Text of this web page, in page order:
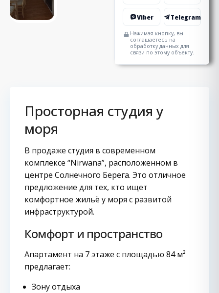
Viber Telegram
Нажимая кнопку, вы
соглашаетесь на
обработку данных для
связи по этому объекту.
Просторная студия у
моря
В продаже студия в современном
комплексе “Nirwana”, расположенном в
центре Солнечного Берега. Это отличное
предложение для тех, кто ищет
комфортное жильё у моря с развитой
инфраструктурой.
Комфорт и пространство
Апартамент на 7 этаже с площадью 84 м²
предлагает:
Зону отдыха